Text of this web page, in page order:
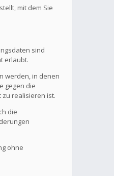
mit dem Sie
sind
erlaubt.
werden, in denen
gegen die
realisieren ist.
die
ohne